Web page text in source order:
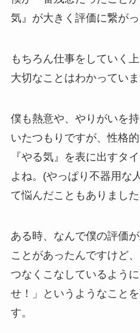
気』が大きく評価に繋がっ
もちろん仕事をしていく
大切なことはわかっていま
僕も熱意や、やりがいを
いたつもりですが、性格
『やる気』を表に出すタ
よね。(やっぱり不器用な
て悩んだこともありまし
ある時、なんで僕の評価
ことがあったんですけど
つなくこなしているよう
せ！」というようなこと
す。